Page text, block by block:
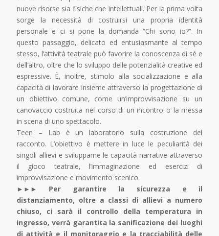
nuove risorse sia fisiche che intellettuali. Per la prima volta
sorge la necessità di costruirsi una propria identità
personale e ci si pone la domanda “Chi sono io?”. In
questo passaggio, delicato ed entusiasmante al tempo
stesso, l’attività teatrale può favorire la conoscenza di sé e
dell’altro, oltre che lo sviluppo delle potenzialità creative ed
espressive. È, inoltre, stimolo alla socializzazione e alla
capacità di lavorare insieme attraverso la progettazione di
un obiettivo comune, come un’improvvisazione su un
canovaccio costruita nel corso di un incontro o la messa
in scena di uno spettacolo.
Teen – Lab è un laboratorio sulla costruzione del
racconto. L’obiettivo è mettere in luce le peculiarità dei
singoli allievi e svilupparne le capacità narrative attraverso
il gioco teatrale, l’immaginazione ed esercizi di
improvvisazione e movimento scenico.
►►► Per garantire la sicurezza e il
distanziamento, oltre a classi di allievi a numero
chiuso, ci sarà il controllo della temperatura in
ingresso, verrà garantita la sanificazione dei luoghi
di attività e il monitoraggio e la tracciabilità delle